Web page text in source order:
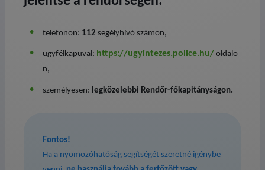
telefonon: 112 segélyhívó számon,
ügyfélkapuval: https://ugyintezes.police.hu/ oldalo
n,
személyesen: legközelebbi Rendőr-főkapitányságon.
Fontos!
Ha a nyomozóhatóság segítségét szeretné igénybe